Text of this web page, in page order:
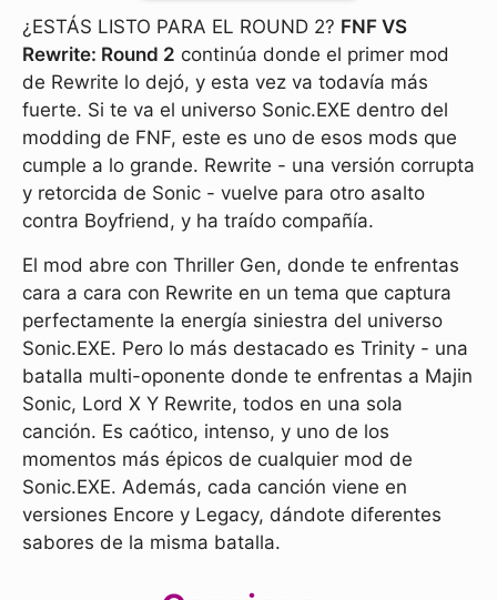
¿ESTÁS LISTO PARA EL ROUND 2? FNF VS
Rewrite: Round 2 continúa donde el primer mod
de Rewrite lo dejó, y esta vez va todavía más
fuerte. Si te va el universo Sonic.EXE dentro del
modding de FNF, este es uno de esos mods que
cumple a lo grande. Rewrite - una versión corrupta
y retorcida de Sonic - vuelve para otro asalto
contra Boyfriend, y ha traído compañía.
El mod abre con Thriller Gen, donde te enfrentas
cara a cara con Rewrite en un tema que captura
perfectamente la energía siniestra del universo
Sonic.EXE. Pero lo más destacado es Trinity - una
batalla multi-oponente donde te enfrentas a Majin
Sonic, Lord X Y Rewrite, todos en una sola
canción. Es caótico, intenso, y uno de los
momentos más épicos de cualquier mod de
Sonic.EXE. Además, cada canción viene en
versiones Encore y Legacy, dándote diferentes
sabores de la misma batalla.